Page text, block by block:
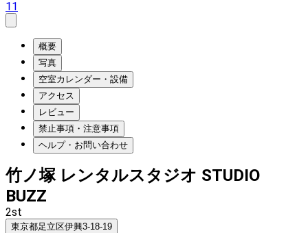
11
概要
写真
空室カレンダー・設備
アクセス
レビュー
禁止事項・注意事項
ヘルプ・お問い合わせ
竹ノ塚 レンタルスタジオ STUDIO
BUZZ
2st
東京都足立区伊興3-18-19